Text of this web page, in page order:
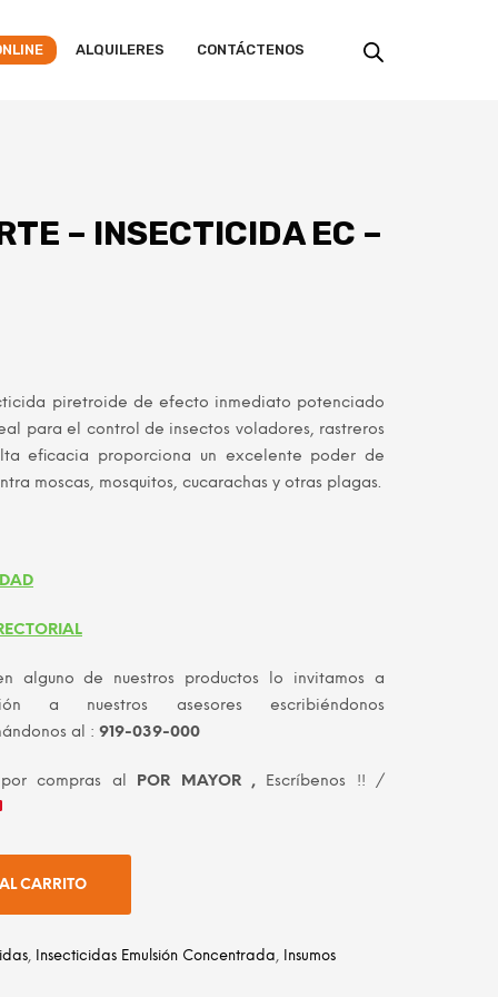
ALQUILERES CONTÁCTENOS
– INSECTICIDA EC –
piretroide de efecto inmediato potenciado
para el control de insectos voladores, rastreros
eficacia proporciona un excelente poder de
moscas, mosquitos, cucarachas y otras plagas.
alguno de nuestros productos lo invitamos a
a nuestros asesores escribiéndonos
al : 919-039-000
compras al POR MAYOR , Escríbenos !! /
CARRITO
, Insecticidas Emulsión Concentrada, Insumos